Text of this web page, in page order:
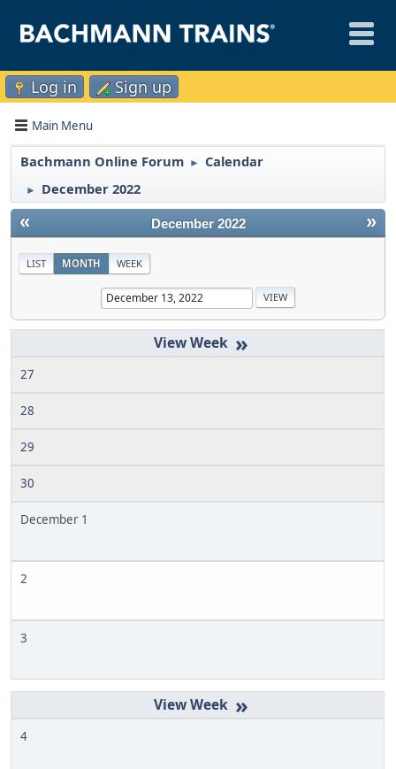
Log in Sign up
Main Menu
Bachmann Online Forum ► Calendar
► December 2022
« »
December 2022
LIST MONTH WEEK
»
27
28
29
30
December 1
2
3
»
4